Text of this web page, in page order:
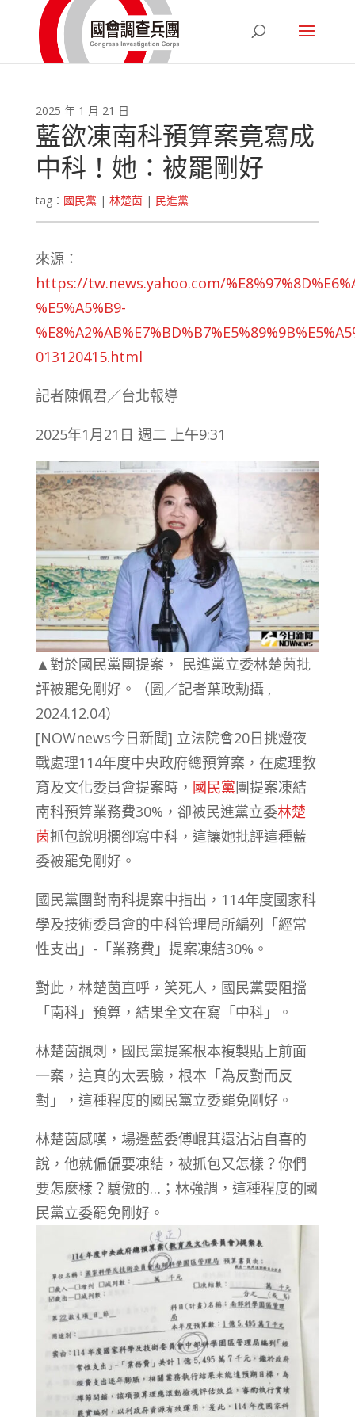
2025 年 1 月 21 日
藍欲凍南科預算案竟寫成
中科！她：被罷剛好
tag： 國民黨| 林楚茵| 民進黨
來源：
https://tw.news.yahoo.com/
%E5%A5%B9-
013120415.html
記者陳佩君／台北報導
2025年1月21日 週二 上午9:31
▲對於國民黨團提案， 民進黨立委林楚茵批
評被罷免剛好。（圖／記者葉政勳攝 ,
2024.12.04）
[NOWnews今日新聞] 立法院會20日挑燈夜
戰處理114年度中央政府總預算案，在處理教
育及文化委員會提案時， 國民黨團提案凍結
南科預算業務費30%，卻被民進黨立委林楚
茵抓包說明欄卻寫中科，這讓她批評這種藍
委被罷免剛好。
國民黨團對南科提案中指出，114年度國家科
學及技術委員會的中科管理局所編列「經常
性支出」-「業務費」提案凍結30%。
對此，林楚茵直呼，笑死人，國民黨要阻擋
「南科」預算，結果全文在寫「中科」。
林楚茵諷刺，國民黨提案根本複製貼上前面
一案，這真的太丟臉，根本「為反對而反
對」，這種程度的國民黨立委罷免剛好。
林楚茵感嘆，場邊藍委傅崐萁還沾沾自喜的
說，他就偏偏要凍結，被抓包又怎樣？你們
要怎麼樣？驕傲的…；林強調，這種程度的國
民黨立委罷免剛好。